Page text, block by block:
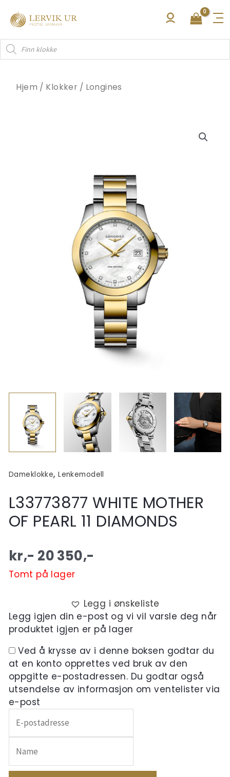
rett
innholdet
Products
search
Hjem / Klokker / Longines
Dameklokke,Lenkemodell
L33773877 WHITE MOTHER
OF PEARL 11 DIAMONDS
kr,- 20 350,-
Tomt på lager
Legg i ønskeliste
Legg igjen din e-post og vi vil varsle deg når
produktet igjen er på lager
Ved å krysse av i denne boksen godtar du
at en konto opprettes ved bruk av den
oppgitte e-postadressen. Du godtar også
utsendelse av informasjon om ventelister via
e-post
inn
e-
postadressen
din